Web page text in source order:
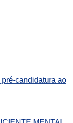
candidatura ao